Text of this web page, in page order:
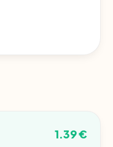
1.39 €